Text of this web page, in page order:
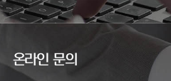
온라인 문의